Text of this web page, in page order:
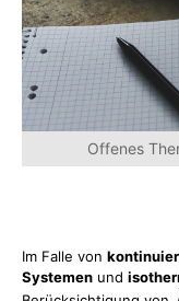
Offenes
Im Falle von
Systemen und